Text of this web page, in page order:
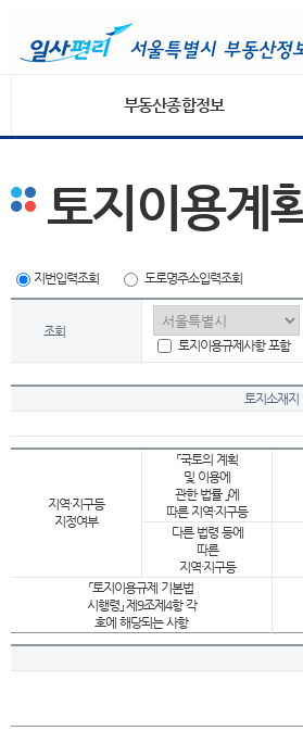
부동산종합정보
토지이용계
지번입력조회 도로명주소입력조회
조회
토지이용규제사항 포함
토지소재지
지역·지구등
지정여부
「국토의 계획
및 이용에
관한 법률 」에
따른 지역·지구등
다른 법령 등에
따른
지역·지구등
「토지이용규제 기본법
시행령」 제9조제4항 각
호에 해당되는 사항